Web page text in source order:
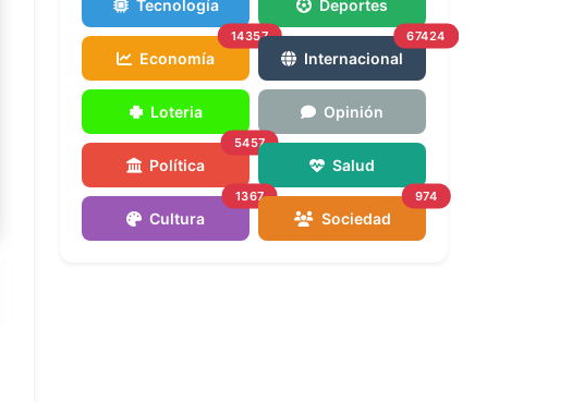
Tecnología Deportes
Economía
14357
Internacional
67424
Loteria Opinión
Política
5457
Salud
Cultura
1367
Sociedad
974